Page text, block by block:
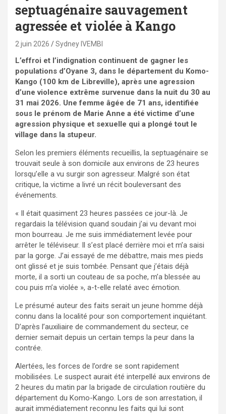
septuagénaire sauvagement
agressée et violée à Kango
2 juin 2026 Sydney IVEMBI
L’effroi et l’indignation continuent de gagner les
populations d’Oyane 3, dans le département du Komo-
Kango (100 km de Libreville), après une agression
d’une violence extrême survenue dans la nuit du 30 au
31 mai 2026. Une femme âgée de 71 ans, identifiée
sous le prénom de Marie Anne a été victime d’une
agression physique et sexuelle qui a plongé tout le
village dans la stupeur.
Selon les premiers éléments recueillis, la septuagénaire se
trouvait seule à son domicile aux environs de 23 heures
lorsqu’elle a vu surgir son agresseur. Malgré son état
critique, la victime a livré un récit bouleversant des
événements.
« Il était quasiment 23 heures passées ce jour-là. Je
regardais la télévision quand soudain j’ai vu devant moi
mon bourreau. Je me suis immédiatement levée pour
arrêter le téléviseur. Il s’est placé derrière moi et m’a saisi
par la gorge. J’ai essayé de me débattre, mais mes pieds
ont glissé et je suis tombée. Pensant que j’étais déjà
morte, il a sorti un couteau de sa poche, m’a blessée au
cou puis m’a violée », a-t-elle relaté avec émotion.
Le présumé auteur des faits serait un jeune homme déjà
connu dans la localité pour son comportement inquiétant.
D’après l’auxiliaire de commandement du secteur, ce
dernier semait depuis un certain temps la peur dans la
contrée.
Alertées, les forces de l’ordre se sont rapidement
mobilisées. Le suspect aurait été interpellé aux environs de
2 heures du matin par la brigade de circulation routière du
département du Komo-Kango. Lors de son arrestation, il
aurait immédiatement reconnu les faits qui lui sont